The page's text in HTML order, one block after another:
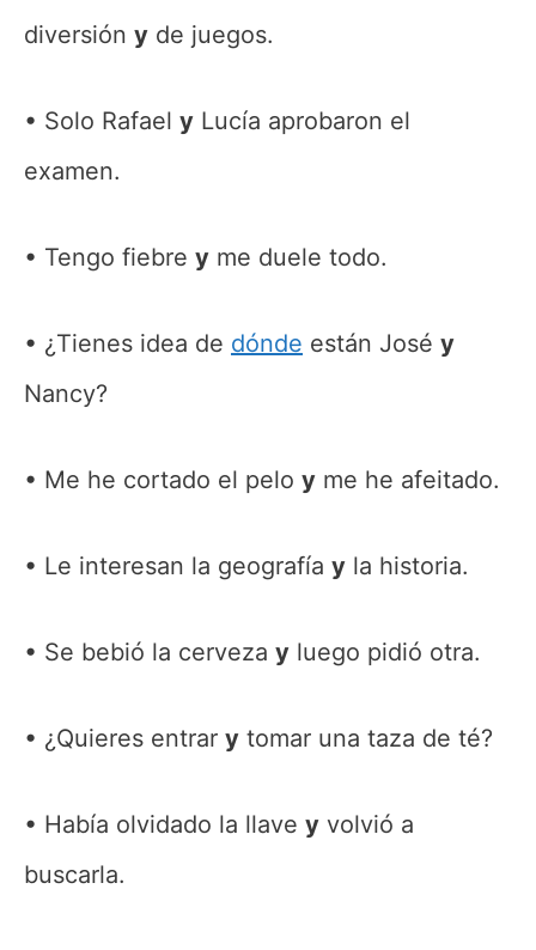
diversión y de juegos.
Solo Rafael y Lucía aprobaron el
examen.
Tengo fiebre y me duele todo.
¿Tienes idea de dónde están José y
Nancy?
Me he cortado el pelo y me he afeitado.
Le interesan la geografía y la historia.
Se bebió la cerveza y luego pidió otra.
¿Quieres entrar y tomar una taza de té?
Había olvidado la llave y volvió a
buscarla.